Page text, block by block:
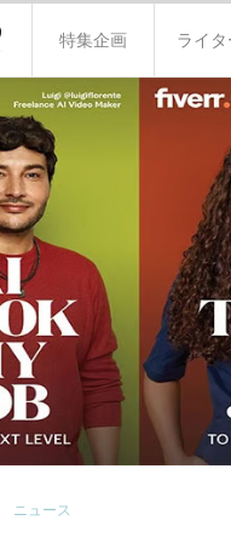
特集企画 ライタ
ニュース